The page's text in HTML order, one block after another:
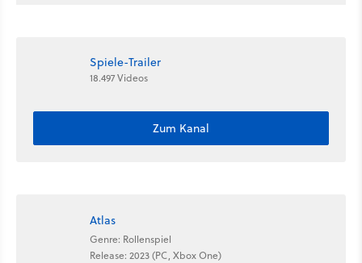
Spiele-Trailer
18.497 Videos
Zum Kanal
Atlas
Genre: Rollenspiel
Release: 2023 (PC, Xbox One)